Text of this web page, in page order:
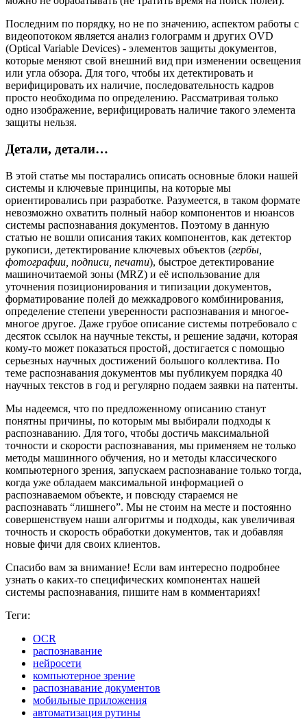
Последним по порядку, но не по значению, аспектом работы с
видеопотоком является анализ голограмм и других OVD
(Optical Variable Devices) - элементов защиты документов,
которые меняют свой внешний вид при изменении освещения
или угла обзора. Для того, чтобы их детектировать и
верифицировать их наличие, последовательность кадров
просто необходима по определению. Рассматривая только
одно изображение, верифицировать наличие такого элемента
защиты нельзя.
Детали, детали…
В этой статье мы постарались описать основные блоки нашей
системы и ключевые принципы, на которые мы
ориентировались при разработке. Разумеется, в таком формате
невозможно охватить полный набор компонентов и нюансов
системы распознавания документов. Поэтому в данную
статью не вошли описания таких компонентов, как детектор
рукописи, детектирование ключевых объектов (гербы,
фотографии, подписи, печати), быстрое детектирование
машиночитаемой зоны (MRZ) и её использование для
уточнения позиционирования и типизации документов,
форматирование полей до межкадрового комбинирования,
определение степени уверенности распознавания и многое-
многое другое. Даже грубое описание системы потребовало с
десяток ссылок на научные тексты, и решение задачи, которая
кому-то может показаться простой, достигается с помощью
серьезных научных достижений большого коллектива. По
теме распознавания документов мы публикуем порядка 40
научных текстов в год и регулярно подаем заявки на патенты.
Мы надеемся, что по предложенному описанию станут
понятны причины, по которым мы выбирали подходы к
распознаванию. Для того, чтобы достичь максимальной
точности и скорости распознавания, мы применяем не только
методы машинного обучения, но и методы классического
компьютерного зрения, запускаем распознавание только тогда,
когда уже обладаем максимальной информацией о
распознаваемом объекте, и повсюду стараемся не
распознавать “лишнего”. Мы не стоим на месте и постоянно
совершенствуем наши алгоритмы и подходы, как увеличивая
точность и скорость обработки документов, так и добавляя
новые фичи для своих клиентов.
Спасибо вам за внимание! Если вам интересно подробнее
узнать о каких-то специфических компонентах нашей
системы распознавания, пишите нам в комментариях!
Теги:
OCR
распознавание
нейросети
компьютерное зрение
распознавание документов
мобильные приложения
автоматизация рутины